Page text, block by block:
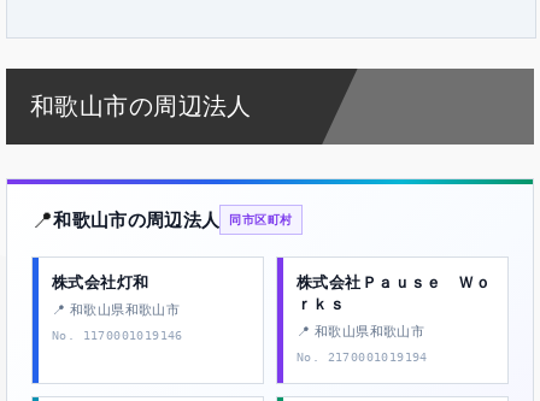
和歌山市の周辺法人
📍和歌山市の周辺法人 同市区町村
株式会社灯和
📍 和歌山県和歌山市
No. 1170001019146
株式会社Ｐａｕｓｅ Ｗｏ
ｒｋｓ
📍 和歌山県和歌山市
No. 2170001019194